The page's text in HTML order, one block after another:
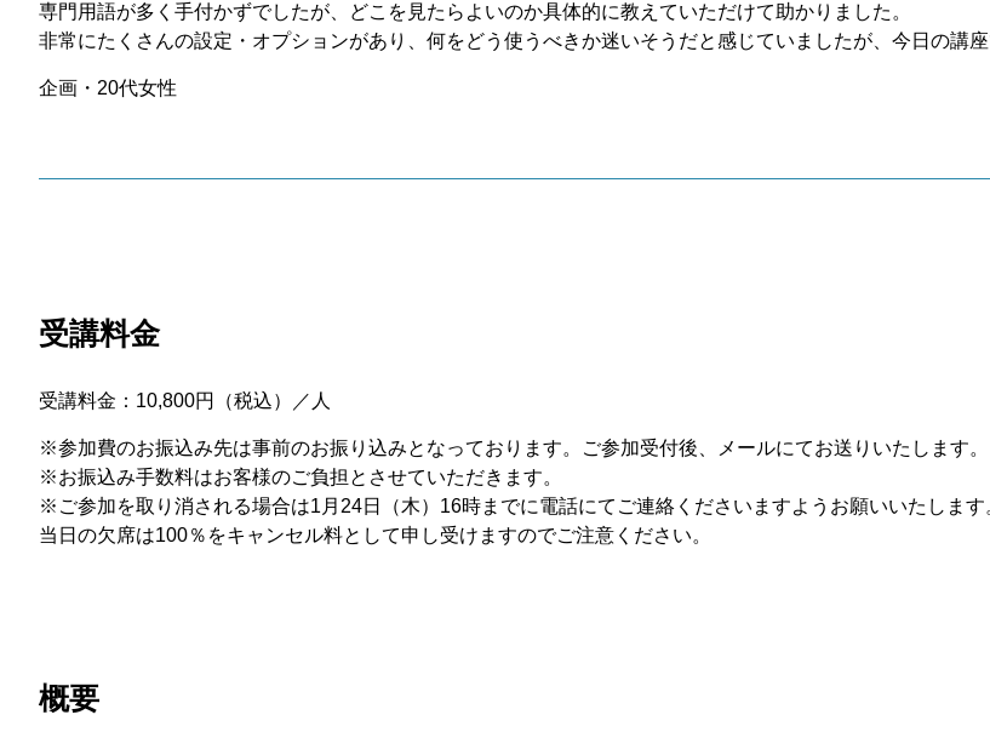
専門用語が多く手付かずでしたが、どこを見たらよいのか具体的に教えていただけて助かりました。
非常にたくさんの設定・オプションがあり、何をどう使うべきか迷いそうだと感じていましたが、今日の講座
企画・20代女性
受講料金
受講料金：10,800円（税込）／人
※参加費のお振込み先は事前のお振り込みとなっております。ご参加受付後、メールにてお送りいたします。
※お振込み手数料はお客様のご負担とさせていただきます。
※ご参加を取り消される場合は1月24日（木）16時までに電話にてご連絡くださいますようお願いいたします
当日の欠席は100％をキャンセル料として申し受けますのでご注意ください。
概要